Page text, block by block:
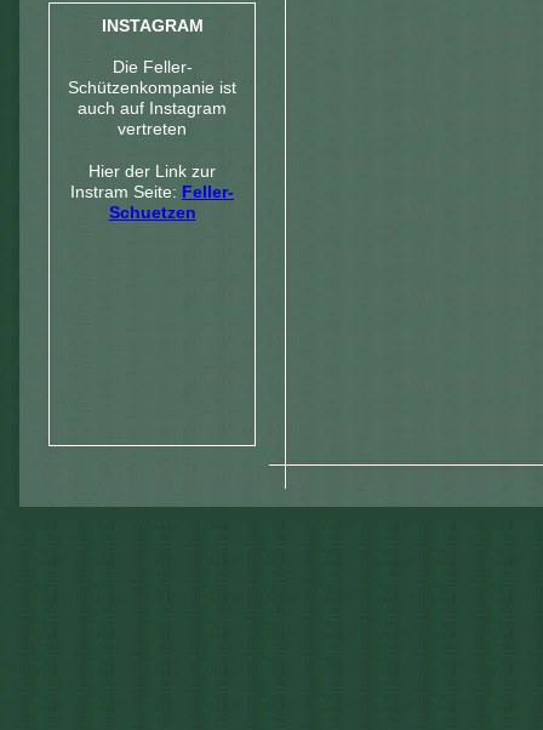
INSTAGRAM
Die Feller-
Schützenkompanie ist
auch auf Instagram
vertreten
Hier der Link zur
Instram Seite: Feller-
Schuetzen